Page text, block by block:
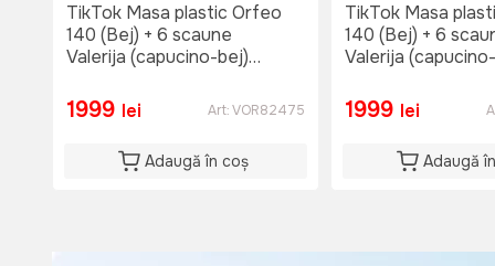
Du: 08:00 - 15:00
TikTok Masa plastic Orfeo
140 (Bej) + 6 scaune
Valerija (capucino-bej)
1999 lei Art:VOR82475
Adaugă în coș
TikTok Masa
140 (Bej) + 6
Valerija
1999 lei
Adaugă